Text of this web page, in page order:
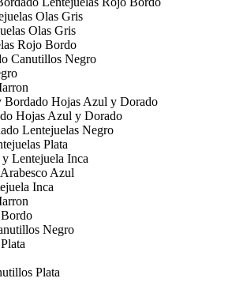
Olas Gris
Olas Gris
Rojo Bordo
Canutillos Negro
Bordado Hojas Azul y Dorado
Hojas Azul y Dorado
Lentejuelas Negro
Plata
Lentejuela Inca
Azul
Inca
Negro
Plata